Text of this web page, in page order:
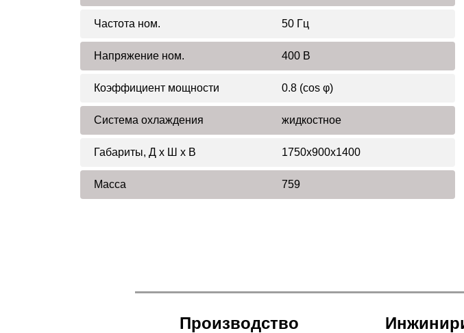
Частота ном. 50 Гц
Напряжение ном. 400 В
Коэффициент мощности 0.8 (cos φ)
Система охлаждения жидкостное
Габариты, Д x Ш x В 1750x900x1400
Масса 759
Производство